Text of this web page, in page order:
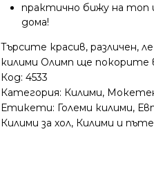
практично бижу на топ
дома!
Търсите красив, различен,
килими Олимп ще покорите
Код:4533
Категория: Килими,
Етикети: Големи килими,
Килими за хол, Килими и